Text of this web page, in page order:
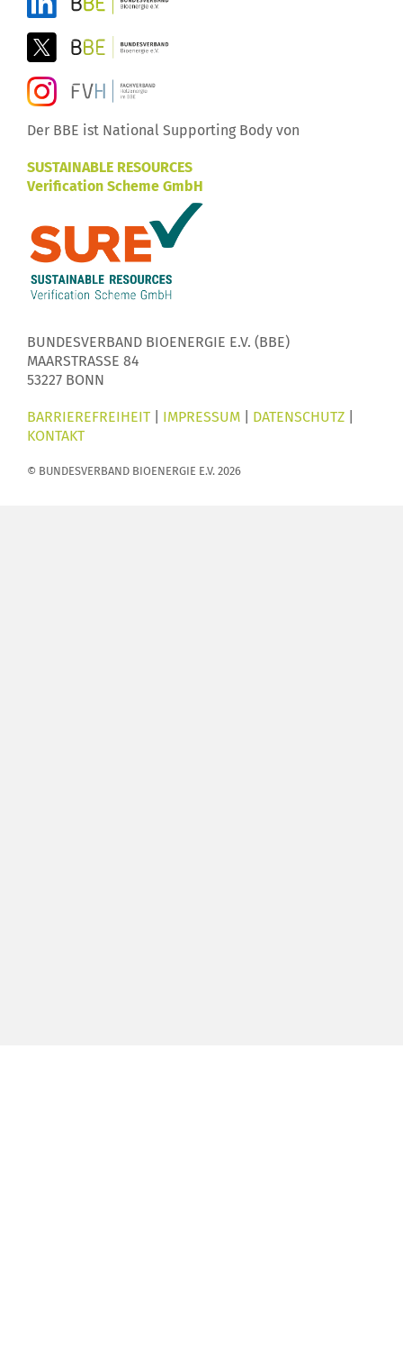
Der BBE ist National Supporting Body von
SUSTAINABLE RESOURCES
Verification Scheme GmbH
BUNDESVERBAND BIOENERGIE E.V. (BBE)
MAARSTRASSE 84
53227 BONN
BARRIEREFREIHEIT IMPRESSUM DATENSCHUTZ
KONTAKT
© BUNDESVERBAND BIOENERGIE E.V. 2026